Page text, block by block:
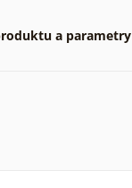
a parametry